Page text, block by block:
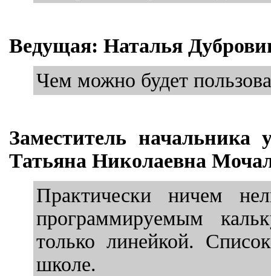
Ведущая: Наталья
Чем можно будет
Заместитель начальника
Татьяна Николаевна
Практически ничем
программируемым
только линейкой.
школе.